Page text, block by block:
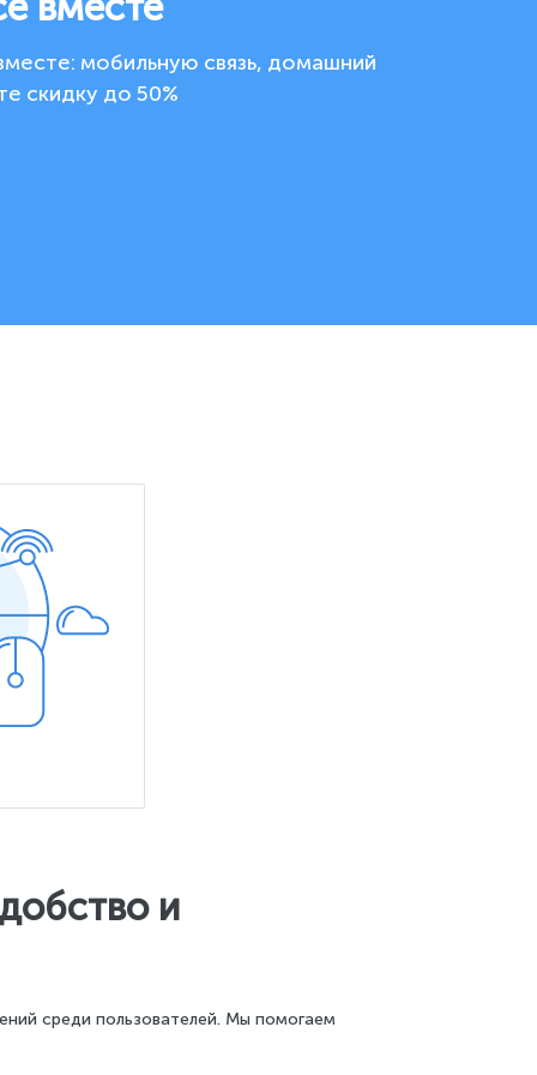
мобильную связь, домашний
скидку до 50%
и
среди пользователей. Мы помогаем